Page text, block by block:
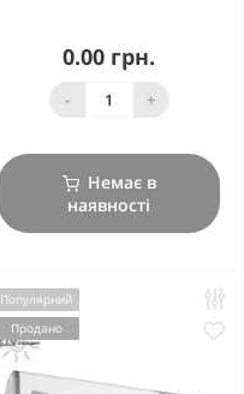
0.00 грн.
- +
Немає в
наявності
Популярний
Продано